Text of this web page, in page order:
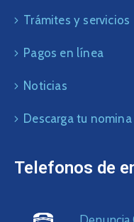
Trámites y servicios
Pagos en línea
Noticias
Descarga tu nomina
Telefonos de